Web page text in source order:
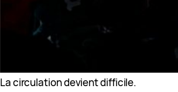
La circulation devient difficile.